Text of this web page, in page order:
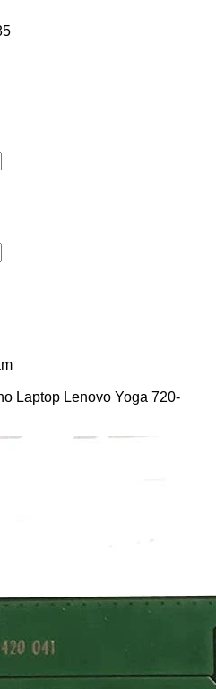
Laptop Lenovo Yoga 720-